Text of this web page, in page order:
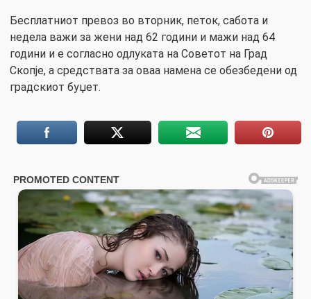
Бесплатниот превоз во вторник, петок, сабота и
недела важи за жени над 62 години и мажи над 64
години и е согласно одлуката на Советот на Град
Скопје, а средствата за оваа намена се обезбедени од
градскиот буџет.